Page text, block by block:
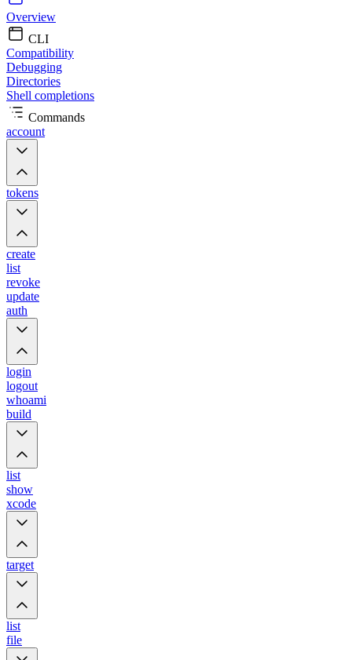
Overview
CLI
Compatibility
Debugging
Directories
Shell completions
Commands
account
tokens
create
list
revoke
update
auth
login
logout
whoami
build
list
show
xcode
target
list
file